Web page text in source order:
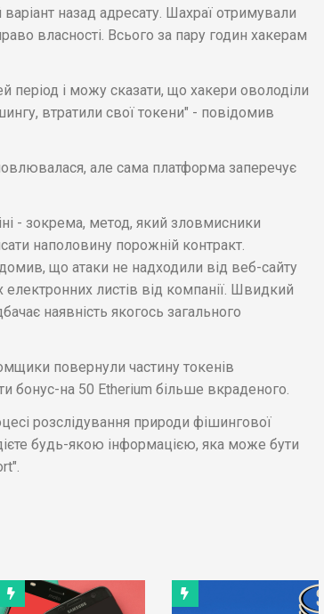
варіант назад адресату. Шахраї отримували
власності. Всього за пару годин хакерам
період і можу сказати, що хакери оволоділи
втратили свої токени" - повідомив
але сама платформа заперечує
- зокрема, метод, який зловмисники
наполовину порожній контракт.
що атаки не надходили від веб-сайту
електронних листів від компанії. Швидкий
наявність якогось загального
повернули частину токенів
бонус-на 50 Etherium більше вкраденого.
розслідування природи фішингової
будь-якою інформацією, яка може бути